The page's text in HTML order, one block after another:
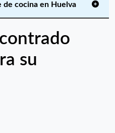
cocina en Huelva
su